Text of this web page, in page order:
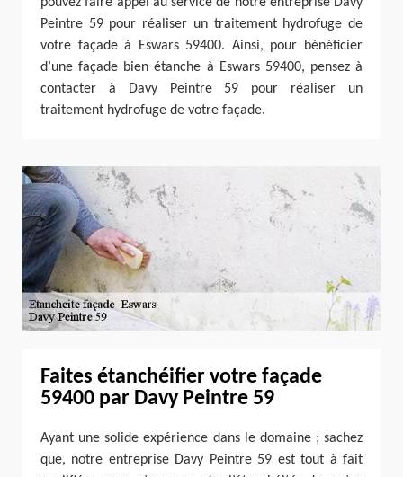
pouvez faire appel au service de notre entreprise Davy
Peintre 59 pour réaliser un traitement hydrofuge de
votre façade à Eswars 59400. Ainsi, pour bénéficier
d’une façade bien étanche à Eswars 59400, pensez à
contacter à Davy Peintre 59 pour réaliser un
traitement hydrofuge de votre façade.
Faites étanchéifier votre façade
59400 par Davy Peintre 59
Ayant une solide expérience dans le domaine ; sachez
que, notre entreprise Davy Peintre 59 est tout à fait